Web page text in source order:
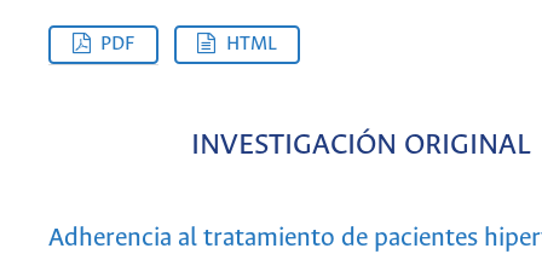
PDF HTML
INVESTIGACIÓN ORIGINAL
Adherencia al tratamiento de pacientes